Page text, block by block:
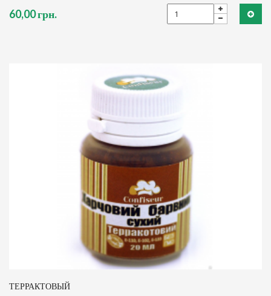
60,00 грн.
ТЕРРАКТОВЫЙ